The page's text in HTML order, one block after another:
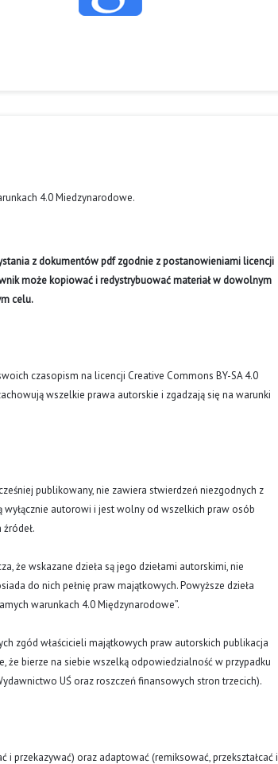
4.0 Miedzynarodowe.
z dokumentów pdf zgodnie z postanowieniami licencji
może kopiować i redystrybuować materiał w dowolnym
celu.
czasopism na licencji Creative Commons BY-SA 4.0
wszelkie prawa autorskie i zgadzają się na warunki
publikowany, nie zawiera stwierdzeń niezgodnych z
wyłącznie autorowi i jest wolny od wszelkich praw osób
że wskazane dzieła są jego dziełami autorskimi, nie
do nich pełnię praw majątkowych. Powyższe dzieła
warunkach 4.0 Międzynarodowe”.
zgód właścicieli majątkowych praw autorskich publikacja
bierze na siebie wszelką odpowiedzialność w przypadku
UŚ oraz roszczeń finansowych stron trzecich).
i przekazywać) oraz adaptować (remiksować, przekształcać i